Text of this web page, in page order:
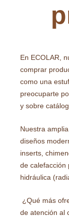
En ECOLAR,
comprar
como una
preocuparte
y sobre
Nuestra
diseños
inserts,
de calefacción
hidráulica
¿Qué más
de atención al